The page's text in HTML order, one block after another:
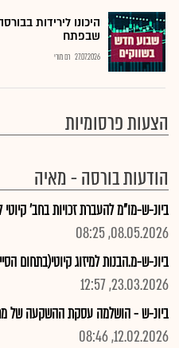
היכונו לירידות
שבפתח
27.07.2026 רם מורי
הצעות פרסומיות
הודעות בורסה - מאיה
ביונ-ש-מו"מ להעברת זכויות בחב'
08.05.2026, 08:25
ביונ-ש-מ.הבנות למיזוג קיוטי(בתחום
23.03.2026, 12:57
ביונ-ש - הושלמה עסקת ההשקעה של
12.02.2026, 08:46